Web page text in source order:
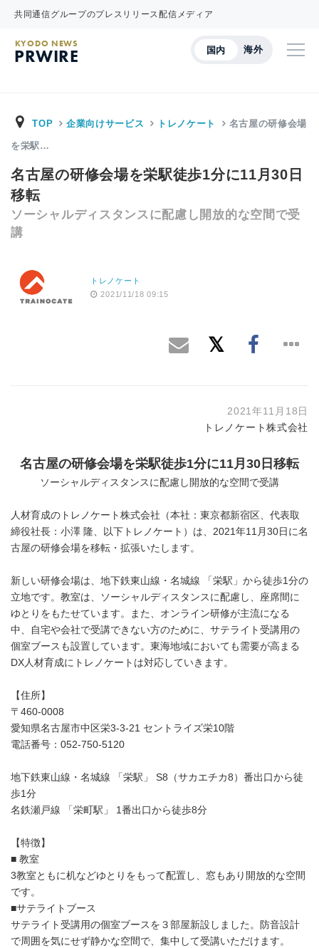
共同通信グループのプレスリリース配信メディア
国内 海外
KYODO NEWS
PRWIRE
TOP 企業向けサービス トレノケート 名古屋の研修会場
を栄駅…
名古屋の研修会場を栄駅徒歩1分に11月30日
移転
ソーシャルディスタンスに配慮し開放的な空間で受
講
トレノケート
2021/11/18 09:15
2021年11月18日
トレノケート株式会社
名古屋の研修会場を栄駅徒歩1分に11月 30 日移転
ソーシャルディスタンスに配慮し開放的な空間で受講
人材育成のトレノケート株式会社（本社：東京都新宿区、代表取
締役社長：小澤 隆、以下トレノケート）は、2021年11月30日に名
古屋の研修会場を移転・拡張いたします。
新しい研修会場は、地下鉄東山線・名城線 「栄駅」から徒歩1分の
立地です。教室は、ソーシャルディスタンスに配慮し、座席間に
ゆとりをもたせています。また、オンライン研修が主流になる
中、自宅や会社で受講できない方のために、サテライト受講用の
個室ブースも設置しています。東海地域においても需要が高まる
DX人材育成にトレノケートは対応していきます。
【住所】
〒460-0008
愛知県名古屋市中区栄3-3-21 セントライズ栄10階
電話番号：052-750-5120
地下鉄東山線・名城線 「栄駅」 S8（サカエチカ8）番出口から徒
歩1分
名鉄瀬戸線 「栄町駅」 1番出口から徒歩8分
【特徴】
■ 教室
3教室ともに机などゆとりをもって配置し、窓もあり開放的な空間
です。
■サテライトブース
サテライト受講用の個室ブースを３部屋新設しました。防音設計
で周囲を気にせず静かな空間で、集中して受講いただけます。